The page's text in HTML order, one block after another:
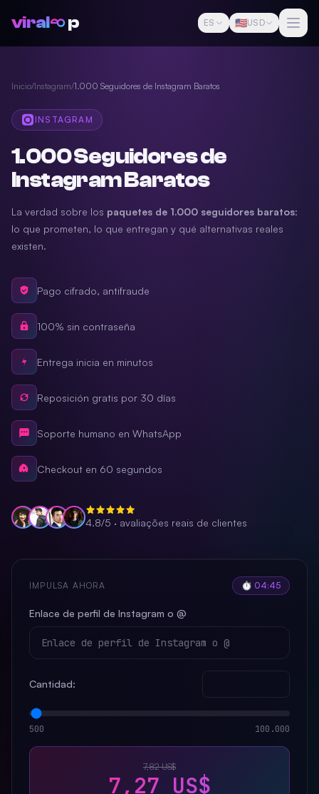
viral p ES 🇺🇸USD
Inicio/Instagram/1.000 Seguidores de Instagram Baratos
INSTAGRAM
1.000 Seguidores de
Instagram Baratos
La verdad sobre los paquetes de 1.000 seguidores baratos:
lo que prometen, lo que entregan y qué alternativas reales
existen.
Pago cifrado, antifraude
100% sin contraseña
Entrega inicia en minutos
Reposición gratis por 30 días
Soporte humano en WhatsApp
Checkout en 60 segundos
4.8/5 · avaliações reais de clientes
IMPULSA AHORA ⏱ 04:44
Enlace de perfil de Instagram o @
Cantidad:
500 100.000
7,82 US$
7,27 US$